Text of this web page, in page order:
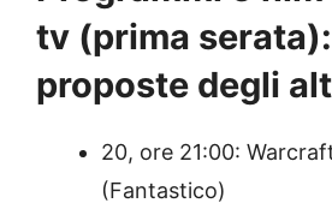
tv (prima
proposte degli
20, ore 21:00:
(Fantastico)